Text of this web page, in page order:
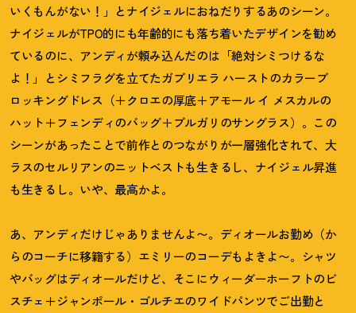
いくもんがない ！ 」とナイジェルにおねだりするあのシーン。
ナイジェルがTPO的にも年齢的にも落ち着いたデザインを勧め
ているのに、アンディが頼み込んだのは「絶対シミつけるな
よ ！ 」とシミフラグを立てたガブリエラ ハーストのカラーブ
ロッキングドレス（＋クロエの厚底＋アモール イ メスカルの
ハット＋フェンディのバッグ＋ブルガリのサングラス）。この
シーンがあったことで前作とのつながりが一層強化されて、大
ラスのセルリアンのニットベストも生きるし、ナイジェル昇進
も生きるし。いや、最高かよ。
あ、アンディだけじゃありませんよ〜。ディオールお勤め（か
らのコーチに移籍する）エミリーのコーデもよきよ〜。シャツ
やバッグはディオールだけど、そこにウィーダーホーフトのビ
スチェ＋ジャンポール・ゴルチエのワイドパンツでご出勤と